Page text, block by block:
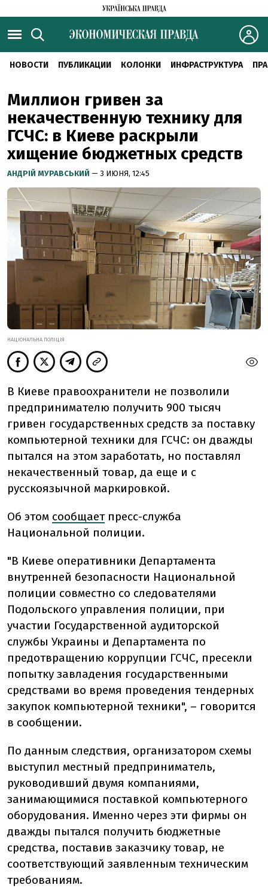
НОВОСТИ ПУБЛИКАЦИИ КОЛОНКИ ИНФРАСТРУКТУРА
Миллион гривен за
некачественную технику для
ГСЧС: в Киеве раскрыли
хищение бюджетных средств
АНДРІЙ МУРАВСЬКИЙ — 3 ИЮНЯ, 12:45
НАЦІОНАЛЬНА ПОЛІЦІЯ
В Киеве правоохранители не позволили
предпринимателю получить 900 тысяч
гривен государственных средств за поставку
компьютерной техники для ГСЧС: он дважды
пытался на этом заработать, но поставлял
некачественный товар, да еще и с
русскоязычной маркировкой.
Об этом сообщает пресс-служба
Национальной полиции.
"В Киеве оперативники Департамента
внутренней безопасности Национальной
полиции совместно со следователями
Подольского управления полиции, при
участии Государственной аудиторской
службы Украины и Департамента по
предотвращению коррупции ГСЧС, пресекли
попытку завладения государственными
средствами во время проведения тендерных
закупок компьютерной техники", – говорится
в сообщении.
По данным следствия, организатором схемы
выступил местный предприниматель,
руководивший двумя компаниями,
занимающимися поставкой компьютерного
оборудования. Именно через эти фирмы он
дважды пытался получить бюджетные
средства, поставив заказчику товар, не
соответствующий заявленным техническим
требованиям.